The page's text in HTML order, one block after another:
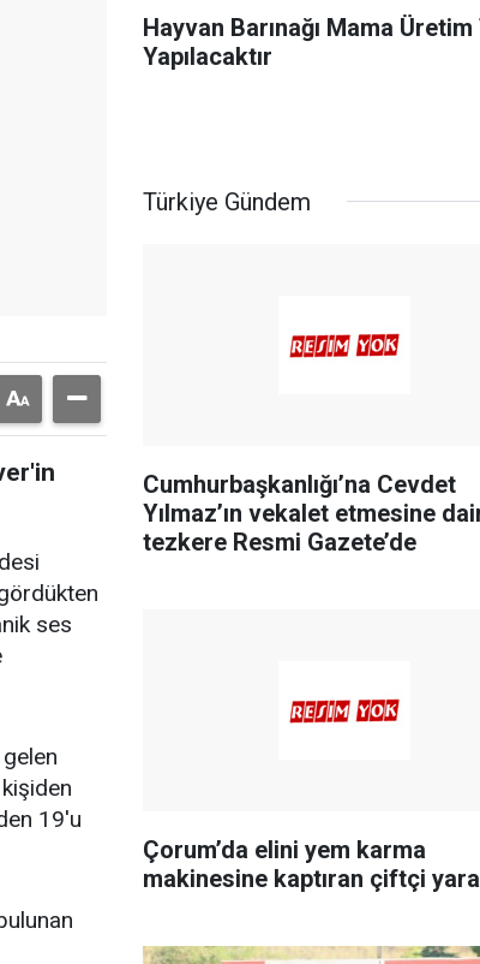
ses
19'u
Hayvan Barınağı Mama
Yapılacaktır
Türkiye Gündem
Cumhurbaşkanlığı’na Cevdet
Yılmaz’ın vekalet etmesine
tezkere Resmi Gazete’de
Çorum’da elini yem karma
makinesine kaptıran çiftçi